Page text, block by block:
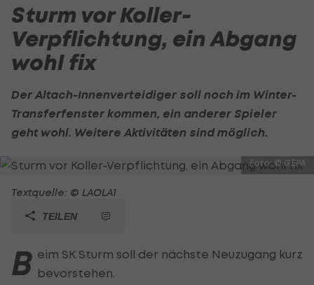
Sturm vor Koller-
Verpflichtung, ein Abgang
wohl fix
Der Altach-Innenverteidiger soll noch im Winter-
Transferfenster kommen, ein anderer Spieler
geht wohl. Weitere Aktivitäten sind möglich.
Foto: © GEPA
Textquelle: © LAOLA1
TEILEN
B eim SK Sturm soll der nächste Neuzugang kurz
bevorstehen.